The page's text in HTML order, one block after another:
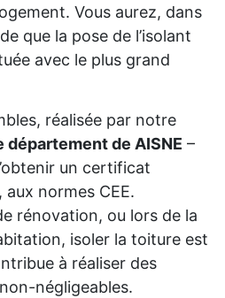
Vous aurez, dans
que la pose de l’isolant
avec le plus grand
réalisée par notre
département de AISNE –
un certificat
aux normes CEE.
rénovation, ou lors de la
isoler la toiture est
à réaliser des
négligeables.